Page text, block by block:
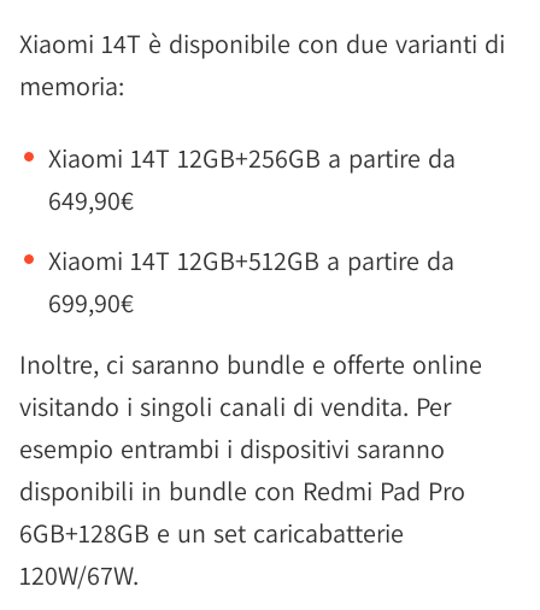
Xiaomi 14T è disponibile con due varianti di
memoria:
Xiaomi 14T 12GB+256GB a partire da
649,90€
Xiaomi 14T 12GB+512GB a partire da
699,90€
Inoltre, ci saranno bundle e offerte online
visitando i singoli canali di vendita. Per
esempio entrambi i dispositivi saranno
disponibili in bundle con Redmi Pad Pro
6GB+128GB e un set caricabatterie
120W/67W.